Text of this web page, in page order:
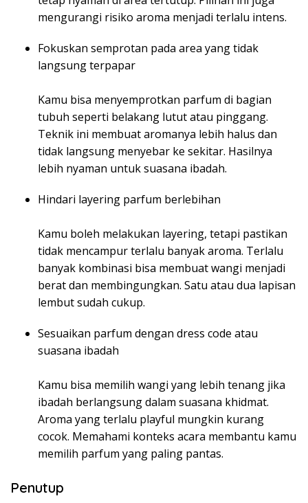
mengurangi risiko aroma menjadi terlalu intens.
Fokuskan semprotan pada area yang tidak
langsung terpapar
Kamu bisa menyemprotkan parfum di bagian
tubuh seperti belakang lutut atau pinggang.
Teknik ini membuat aromanya lebih halus dan
tidak langsung menyebar ke sekitar. Hasilnya
lebih nyaman untuk suasana ibadah.
Hindari layering parfum berlebihan
Kamu boleh melakukan layering, tetapi pastikan
tidak mencampur terlalu banyak aroma. Terlalu
banyak kombinasi bisa membuat wangi menjadi
berat dan membingungkan. Satu atau dua lapisan
lembut sudah cukup.
Sesuaikan parfum dengan dress code atau
suasana ibadah
Kamu bisa memilih wangi yang lebih tenang jika
ibadah berlangsung dalam suasana khidmat.
Aroma yang terlalu playful mungkin kurang
cocok. Memahami konteks acara membantu kamu
memilih parfum yang paling pantas.
Penutup